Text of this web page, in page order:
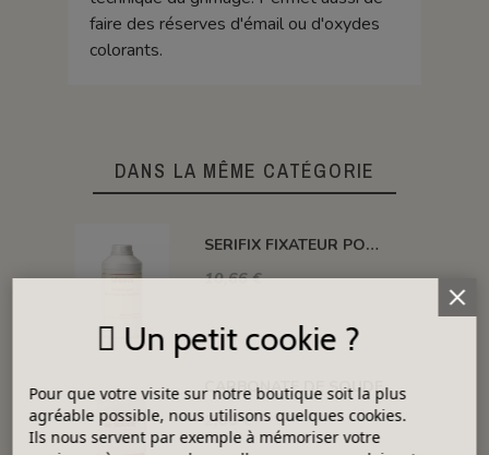
faire des réserves d'émail ou d'oxydes
colorants.
DANS LA MÊME CATÉGORIE
SERIFIX FIXATEUR POUR DECO SUR EMAIL CRU
10,66 €
CARBONATE DE SOUDE
2,06 €
Un petit cookie ?
Pour que votre visite sur notre boutique soit la plus
agréable possible, nous utilisons quelques cookies.
Ils nous servent par exemple à mémoriser votre